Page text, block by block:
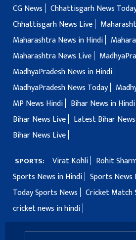
CG News
Chhattisgarh News
Chhattisgarh News Live
Maharashtra News in Hindi
Maharashtra News Live
MadhyaPradesh News in Hindi
MadhyaPradesh News Today
MP News Hindi
Bihar News in Hindi
Bihar News Live
Latest Bihar
Bihar News Live
SPORTS: Virat Kohli
Rohit
Sports News in Hindi Sports News
Today Sports News
Cricket Match
cricket news in hindi